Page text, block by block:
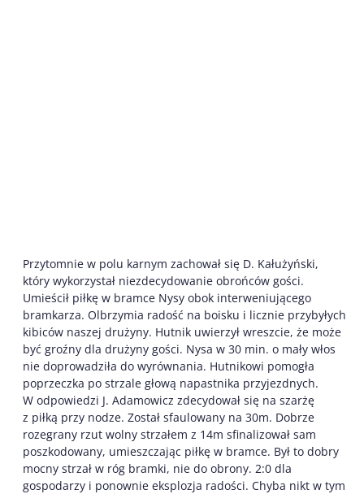
Przytomnie w polu karnym zachował się D. Kałużyński,
który wykorzystał niezdecydowanie obrońców gości.
Umieścił piłkę w bramce Nysy obok interweniującego
bramkarza. Olbrzymia radość na boisku i licznie przybyłych
kibiców naszej drużyny. Hutnik uwierzył wreszcie, że może
być groźny dla drużyny gości. Nysa w 30 min. o mały włos
nie doprowadziła do wyrównania. Hutnikowi pomogła
poprzeczka po strzale głową napastnika przyjezdnych.
W odpowiedzi J. Adamowicz zdecydował się na szarżę
z piłką przy nodze. Został sfaulowany na 30m. Dobrze
rozegrany rzut wolny strzałem z 14m sfinalizował sam
poszkodowany, umieszczając piłkę w bramce. Był to dobry
mocny strzał w róg bramki, nie do obrony. 2:0 dla
gospodarzy i ponownie eksplozja radości. Chyba nikt w tym